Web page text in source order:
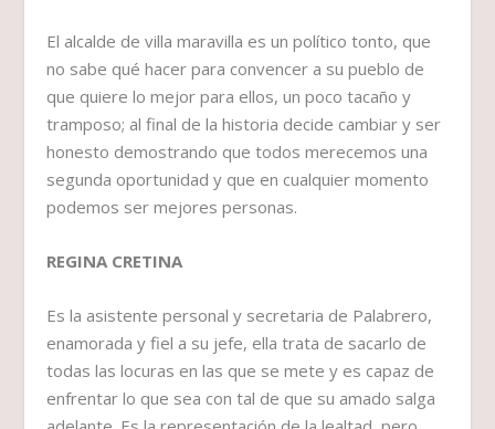
El alcalde de villa maravilla es un político tonto, que
no sabe qué hacer para convencer a su pueblo de
que quiere lo mejor para ellos, un poco tacaño y
tramposo; al final de la historia decide cambiar y ser
honesto demostrando que todos merecemos una
segunda oportunidad y que en cualquier momento
podemos ser mejores personas.
REGINA CRETINA
Es la asistente personal y secretaria de Palabrero,
enamorada y fiel a su jefe, ella trata de sacarlo de
todas las locuras en las que se mete y es capaz de
enfrentar lo que sea con tal de que su amado salga